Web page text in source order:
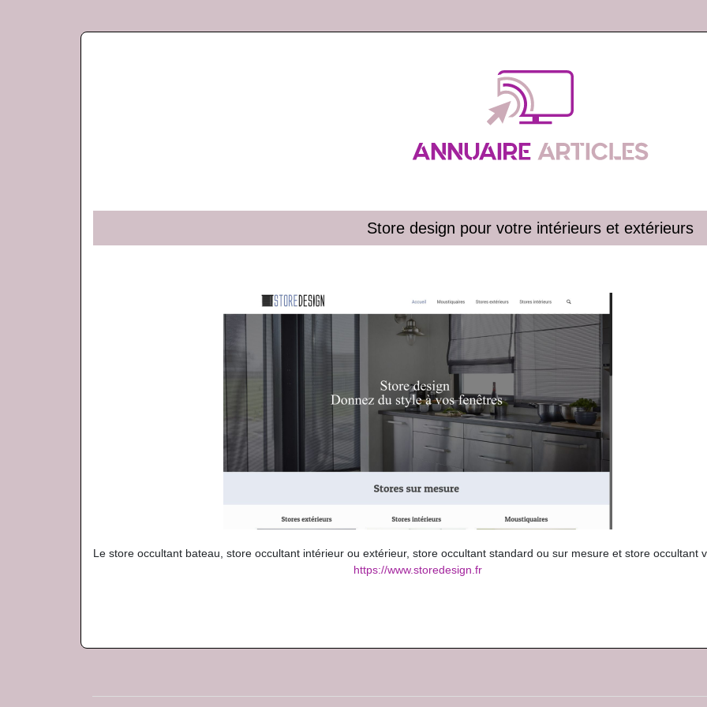
Store design pour votre intérieurs et extérieurs
Le store occultant bateau, store occultant intérieur ou extérieur, store occultant standard ou sur mesure et store occultant
https://www.storedesign.fr